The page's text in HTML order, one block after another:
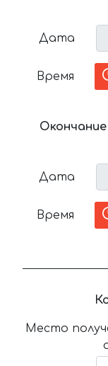
Дата
Время
Дата
Время
Место